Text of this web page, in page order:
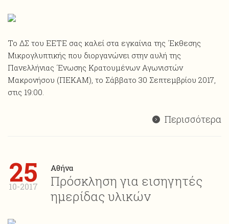
Το ΔΣ του ΕΕΤΕ σας καλεί στα εγκαίνια της ΄Εκθεσης
Μικρογλυπτικής που διοργανώνει στην αυλή της
Πανελλήνιας ΄Ενωσης Κρατουμένων Αγωνιστών
Μακρονήσου (ΠΕΚΑΜ), το Σάββατο 30 Σεπτεμβρίου 2017,
στις 19:00.
Περισσότερα
25
10-2017
Αθήνα
Πρόσκληση για εισηγητές
ημερίδας υλικών